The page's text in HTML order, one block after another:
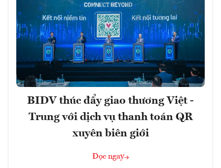
BIDV thúc đẩy giao thương Việt -
Trung với dịch vụ thanh toán QR
xuyên biên giới
Đọc ngay